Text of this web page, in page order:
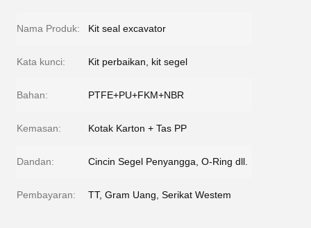
Nama Produk: Kit seal excavator
Kata kunci: Kit perbaikan, kit segel
Bahan: PTFE+PU+FKM+NBR
Kemasan: Kotak Karton + Tas PP
Dandan: Cincin Segel Penyangga, O-Ring dll.
Pembayaran: TT, Gram Uang, Serikat Westem